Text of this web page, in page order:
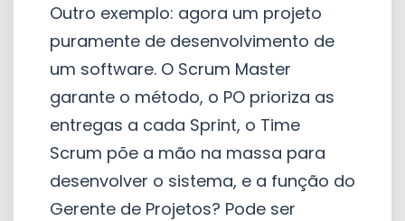
Outro exemplo: agora um projeto
puramente de desenvolvimento de
um software. O Scrum Master
garante o método, o PO prioriza as
entregas a cada Sprint, o Time
Scrum põe a mão na massa para
desenvolver o sistema, e a função do
Gerente de Projetos? Pode ser